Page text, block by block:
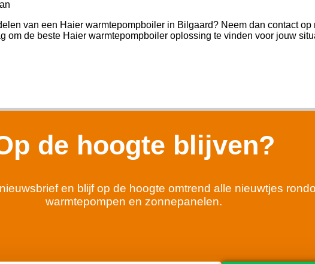
van een Haier warmtepompboiler in Bilgaard? Neem dan contact
om de beste Haier warmtepompboiler oplossing te vinden voor jouw
de hoogte blijven?
en blijf op de hoogte omtrend alle nieuwtjes
warmtepompen en zonnepanelen.